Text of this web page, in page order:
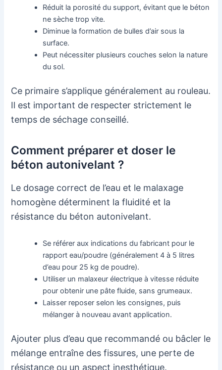
Réduit la porosité du support, évitant que le béton
ne sèche trop vite.
Diminue la formation de bulles d’air sous la
surface.
Peut nécessiter plusieurs couches selon la nature
du sol.
Ce primaire s’applique généralement au rouleau.
Il est important de respecter strictement le
temps de séchage conseillé.
Comment préparer et doser le
béton autonivelant ?
Le dosage correct de l’eau et le malaxage
homogène déterminent la fluidité et la
résistance du béton autonivelant.
Se référer aux indications du fabricant pour le
rapport eau/poudre (généralement 4 à 5 litres
d’eau pour 25 kg de poudre).
Utiliser un malaxeur électrique à vitesse réduite
pour obtenir une pâte fluide, sans grumeaux.
Laisser reposer selon les consignes, puis
mélanger à nouveau avant application.
Ajouter plus d’eau que recommandé ou bâcler le
mélange entraîne des fissures, une perte de
résistance ou un aspect inesthétique.